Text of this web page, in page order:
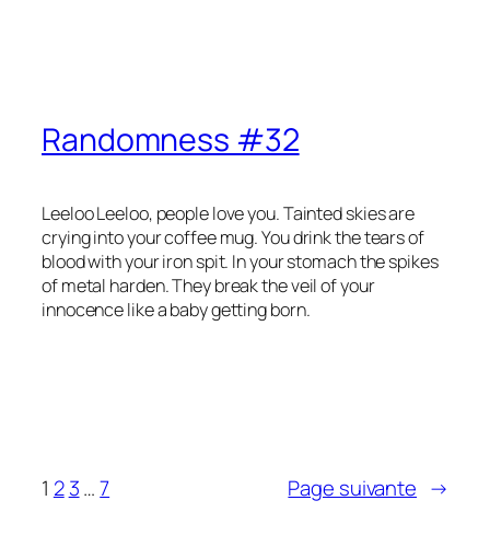
Randomness #32
Leeloo Leeloo, people love you. Tainted skies are
crying into your coffee mug. You drink the tears of
blood with your iron spit. In your stomach the spikes
of metal harden. They break the veil of your
innocence like a baby getting born.
1 2 3… 7 Page suivante →